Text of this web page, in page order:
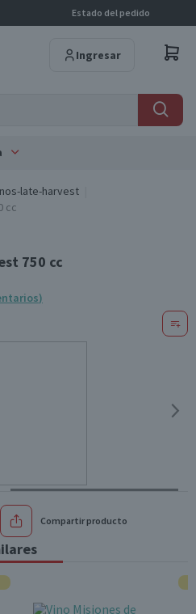
Estado del pedido
Ingresar
late-harvest
cc
750 cc
)
Compartir producto